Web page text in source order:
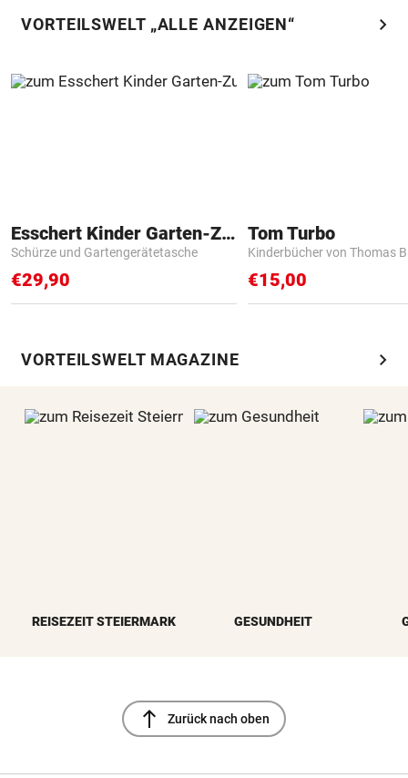
VORTEILSWELT „ALLE ANZEIGEN“ chevron_right
Esschert Kinder Garten-Zubehör
Schürze und Gartengerätetasche
€29,90
Tom Turbo
Kinderbücher von Thomas
€15,00
VORTEILSWELT MAGAZINE chevron_right
REISEZEIT STEIERMARK GESUNDHEIT
north Zurück nach oben